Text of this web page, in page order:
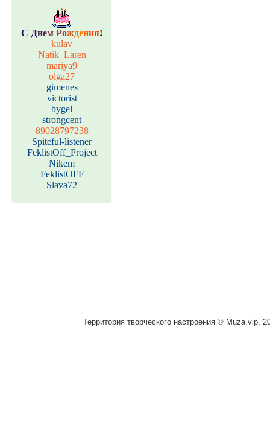
С Днем Рождения!
kulav
Natik_Laren
mariya9
olga27
gimenes
victorist
bygel
strongcent
89028797238
Spiteful-listener
FeklistOff_Project
Nikem
FeklistOFF
Slava72
Территория творческого настроения © Muza.vip,